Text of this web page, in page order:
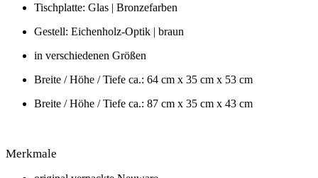
Tischplatte: Glas | Bronzefarben
Gestell: Eichenholz-Optik | braun
in verschiedenen Größen
Breite / Höhe / Tiefe ca.: 64 cm x 35 cm x 53 cm
Breite / Höhe / Tiefe ca.: 87 cm x 35 cm x 43 cm
Merkmale